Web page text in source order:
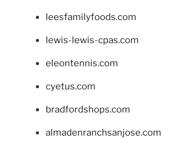
leesfamilyfoods.com
lewis-lewis-cpas.com
eleontennis.com
cyetus.com
bradfordshops.com
almadenranchsanjose.com